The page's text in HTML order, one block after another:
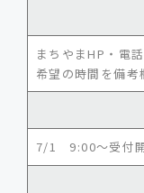
まちやまHP・電
希望の時間を備
7/1 9:00～受付